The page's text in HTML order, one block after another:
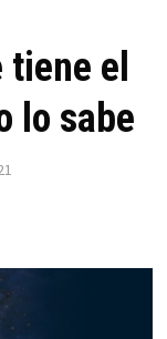
el
lo sabe